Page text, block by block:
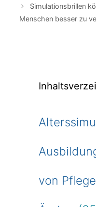
Simulationsbrillen
Menschen besser zu
von